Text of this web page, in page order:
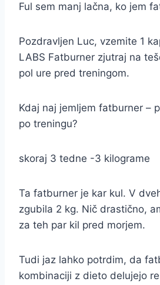
Ful sem manj lačna, ko jem
Pozdravljen Luc, vzemite 1
LABS Fatburner zjutraj na
pol ure pred treningom.
Kdaj naj jemljem fatburner –
po treningu?
skoraj 3 tedne -3 kilograme
Ta fatburner je kar kul. V
zgubila 2 kg. Nič drastično,
za teh par kil pred morjem.
Tudi jaz lahko potrdim, da
kombinaciji z dieto delujejo